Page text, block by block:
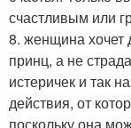
счастливым или
8. женщина хочет
принц, а не
истеричек и так
действия, от